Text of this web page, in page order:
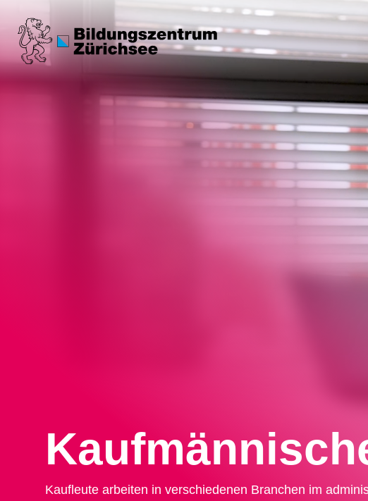
Me­dia­ma­tik
Das BZZ
Kaufleute arbeiten in verschiedenen Branchen im